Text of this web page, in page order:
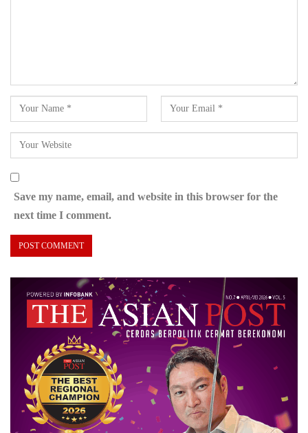
Save my name, email, and website in this browser for the
next time I comment.